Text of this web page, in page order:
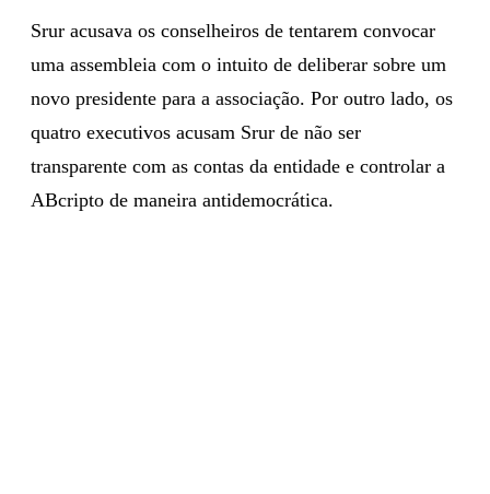
Srur acusava os conselheiros de tentarem convocar
uma assembleia com o intuito de deliberar sobre um
novo presidente para a associação. Por outro lado, os
quatro executivos acusam Srur de não ser
transparente com as contas da entidade e controlar a
ABcripto de maneira antidemocrática.